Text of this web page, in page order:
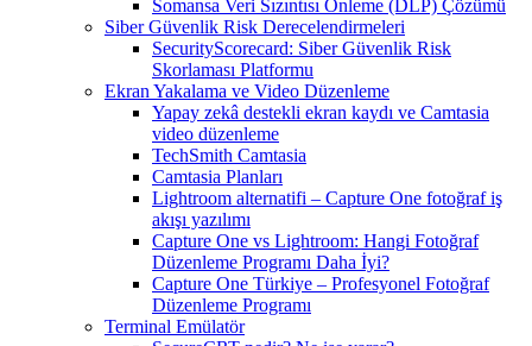
Somansa Veri Sızıntısı Önleme (DLP) Çözümü
Siber Güvenlik Risk Derecelendirmeleri
SecurityScorecard: Siber Güvenlik Risk
Skorlaması Platformu
Ekran Yakalama ve Video Düzenleme
Yapay zekâ destekli ekran kaydı ve Camtasia
video düzenleme
TechSmith Camtasia
Camtasia Planları
Lightroom alternatifi – Capture One fotoğraf iş
akışı yazılımı
Capture One vs Lightroom: Hangi Fotoğraf
Düzenleme Programı Daha İyi?
Capture One Türkiye – Profesyonel Fotoğraf
Düzenleme Programı
Terminal Emülatör